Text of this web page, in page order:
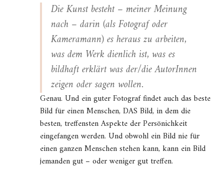
Die Kunst besteht – meiner Meinung
nach – darin (als Fotograf oder
Kameramann) es heraus zu arbeiten,
was dem Werk dienlich ist, was es
bildhaft erklärt was der/die AutorInnen
zeigen oder sagen wollen.
Genau. Und ein guter Fotograf findet auch das beste
Bild für einen Menschen, DAS Bild, in dem die
besten, treffensten Aspekte der Persönichkeit
eingefangen werden. Und obwohl ein Bild nie für
einen ganzen Menschen stehen kann, kann ein Bild
jemanden gut – oder weniger gut treffen.